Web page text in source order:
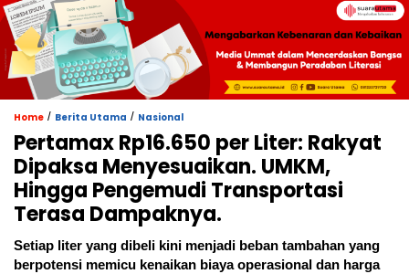
Home / Berita Utama / Nasional
Pertamax Rp16.650 per Liter: Rakyat
Dipaksa Menyesuaikan. UMKM,
Hingga Pengemudi Transportasi
Terasa Dampaknya.
Setiap liter yang dibeli kini menjadi beban tambahan yang
berpotensi memicu kenaikan biaya operasional dan harga